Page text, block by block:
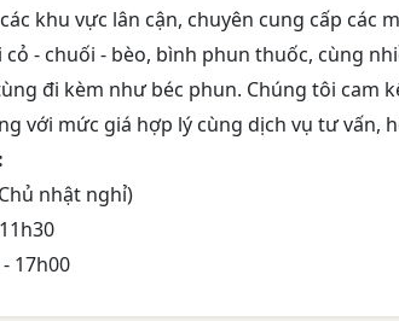
khu vực lân cận, chuyên cung cấp các
- chuối - bèo, bình phun thuốc, cùng
đi kèm như béc phun. Chúng tôi cam
với mức giá hợp lý cùng dịch vụ tư vấn,
nhật nghỉ)
17h00